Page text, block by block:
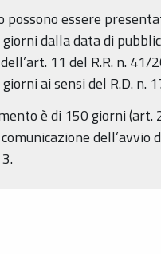
possono essere
dalla data di
11 del R.R. n. 41/
ai sensi del R.D. n.
è di 150 giorni (art.
dell’avvio